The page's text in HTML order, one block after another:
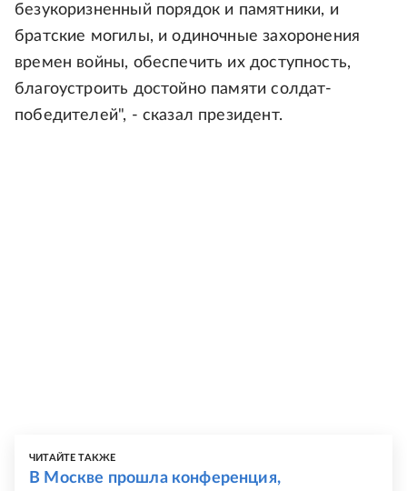
безукоризненный порядок и памятники, и
братские могилы, и одиночные захоронения
времен войны, обеспечить их доступность,
благоустроить достойно памяти солдат-
победителей", - сказал президент.
ЧИТАЙТЕ ТАКЖЕ
В Москве прошла конференция,